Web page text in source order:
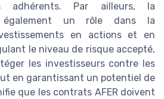
adhérents. Par ailleurs, la
également un rôle dans la
en actions et en
le niveau de risque accepté,
les investisseurs contre les
en garantissant un potentiel de
que les contrats AFER doivent